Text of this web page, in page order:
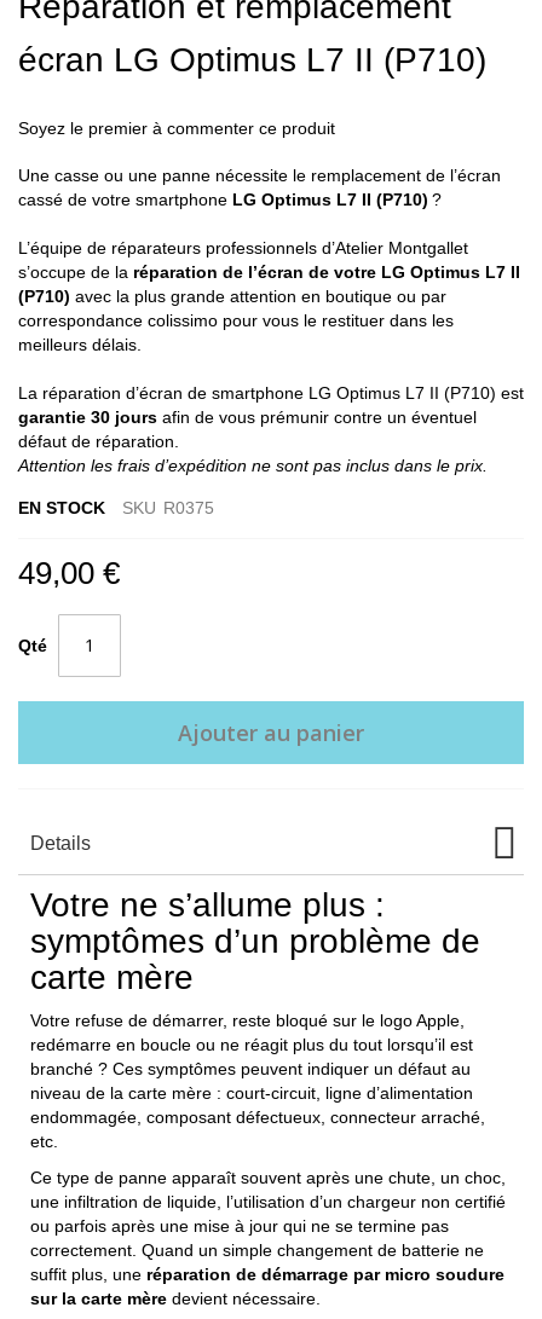
beginning
of
the
gallery
écran LG Optimus L7 II (P710)
Soyez le premier à commenter ce produit
Une casse ou une panne nécessite le remplacement de l’écran
cassé de votre smartphone LG Optimus L7 II (P710) ?
L’équipe de réparateurs professionnels d’Atelier Montgallet
s’occupe de la réparation de l’écran de votre LG Optimus L7 II
(P710) avec la plus grande attention en boutique ou par
correspondance colissimo pour vous le restituer dans les
meilleurs délais.
La réparation d’écran de smartphone LG Optimus L7 II (P710) est
garantie 30 jours afin de vous prémunir contre un éventuel
défaut de réparation.
Attention les frais d’expédition ne sont pas inclus dans le prix.
EN STOCK SKU R0375
49,00 €
Qté
Ajouter au panier
Details
Votre ne s’allume plus :
symptômes d’un problème de
carte mère
Votre refuse de démarrer, reste bloqué sur le logo Apple,
redémarre en boucle ou ne réagit plus du tout lorsqu’il est
branché ? Ces symptômes peuvent indiquer un défaut au
niveau de la carte mère : court-circuit, ligne d’alimentation
endommagée, composant défectueux, connecteur arraché,
etc.
Ce type de panne apparaît souvent après une chute, un choc,
une infiltration de liquide, l’utilisation d’un chargeur non certifié
ou parfois après une mise à jour qui ne se termine pas
correctement. Quand un simple changement de batterie ne
suffit plus, une réparation de démarrage par micro soudure
sur la carte mère devient nécessaire.